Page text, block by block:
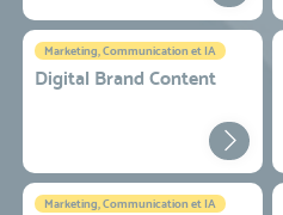
Marketing, Communication et IA
Digital Brand Content
Marketing, Communication et IA